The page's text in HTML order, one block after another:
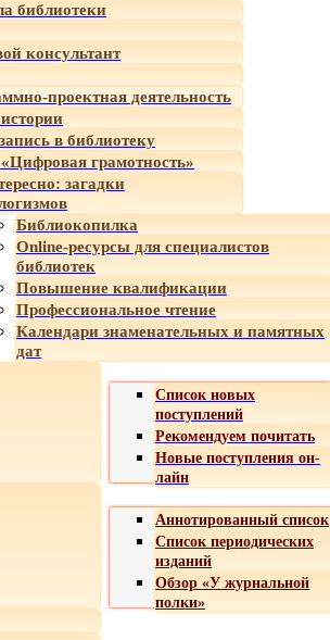
библиотеки
консультант
проектная деятельность
в библиотеку
грамотность»
загадки
Библиокопилка
Online-ресурсы для специалистов
библиотек
Повышение квалификации
Профессиональное чтение
Календари знаменательных и памятных
дат
Список новых
поступлений
Рекомендуем почитать
Новые поступления он-
лайн
Аннотированный список
Список периодических
изданий
Обзор «У журнальной
полки»